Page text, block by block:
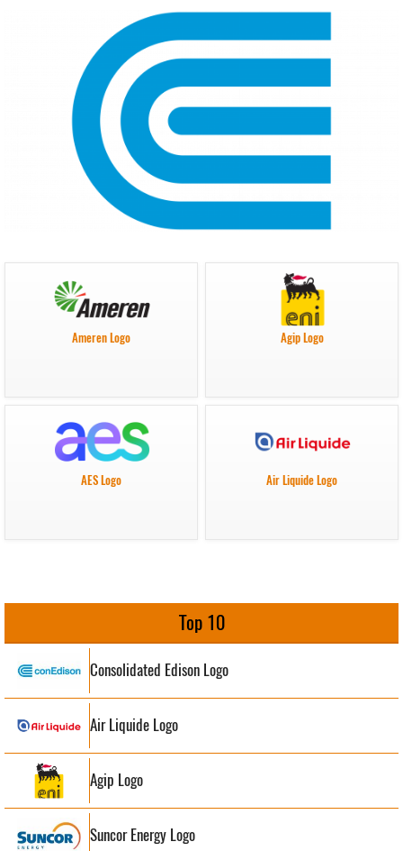
Ameren Logo Agip Logo
AES Logo Air Liquide Logo
Top 10
Consolidated Edison Logo
Air Liquide Logo
Agip Logo
Suncor Energy Logo